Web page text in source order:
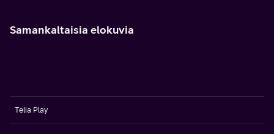
Samankaltaisia elokuvia
Telia Play